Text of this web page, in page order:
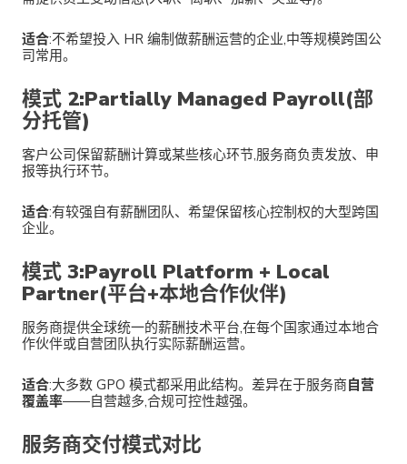
适合:不希望投入 HR 编制做薪酬运营的企业,中等规模跨国公
司常用。
模式 2:Partially Managed Payroll(部
分托管)
客户公司保留薪酬计算或某些核心环节,服务商负责发放、申
报等执行环节。
适合:有较强自有薪酬团队、希望保留核心控制权的大型跨国
企业。
模式 3:Payroll Platform + Local
Partner(平台+本地合作伙伴)
服务商提供全球统一的薪酬技术平台,在每个国家通过本地合
作伙伴或自营团队执行实际薪酬运营。
适合:大多数 GPO 模式都采用此结构。差异在于服务商自营
覆盖率——自营越多,合规可控性越强。
服务商交付模式对比